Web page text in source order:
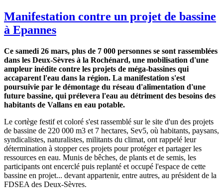
Manifestation contre un projet de bassine
à Epannes
Ce samedi 26 mars, plus de 7 000 personnes se sont rassemblées
dans les Deux-Sèvres à la Rochénard, une mobilisation d'une
ampleur inédite contre les projets de méga-bassines qui
accaparent l'eau dans la région. La manifestation s'est
poursuivie par le démontage du réseau d'alimentation d'une
future bassine, qui prélevera l'eau au détriment des besoins des
habitants de Vallans en eau potable.
Le cortège festif et coloré s'est rassemblé sur le site d'un des projets
de bassine de 220 000 m3 et 7 hectares, Sev5, où habitants, paysans,
syndicalistes, naturalistes, militants du climat, ont rappelé leur
détermination à stopper ces projets pour protéger et partager les
ressources en eau. Munis de bêches, de plants et de semis, les
participants ont encerclé puis replanté et occupé l'espace de cette
bassine en projet... devant appartenir, entre autres, au président de la
FDSEA des Deux-Sèvres.